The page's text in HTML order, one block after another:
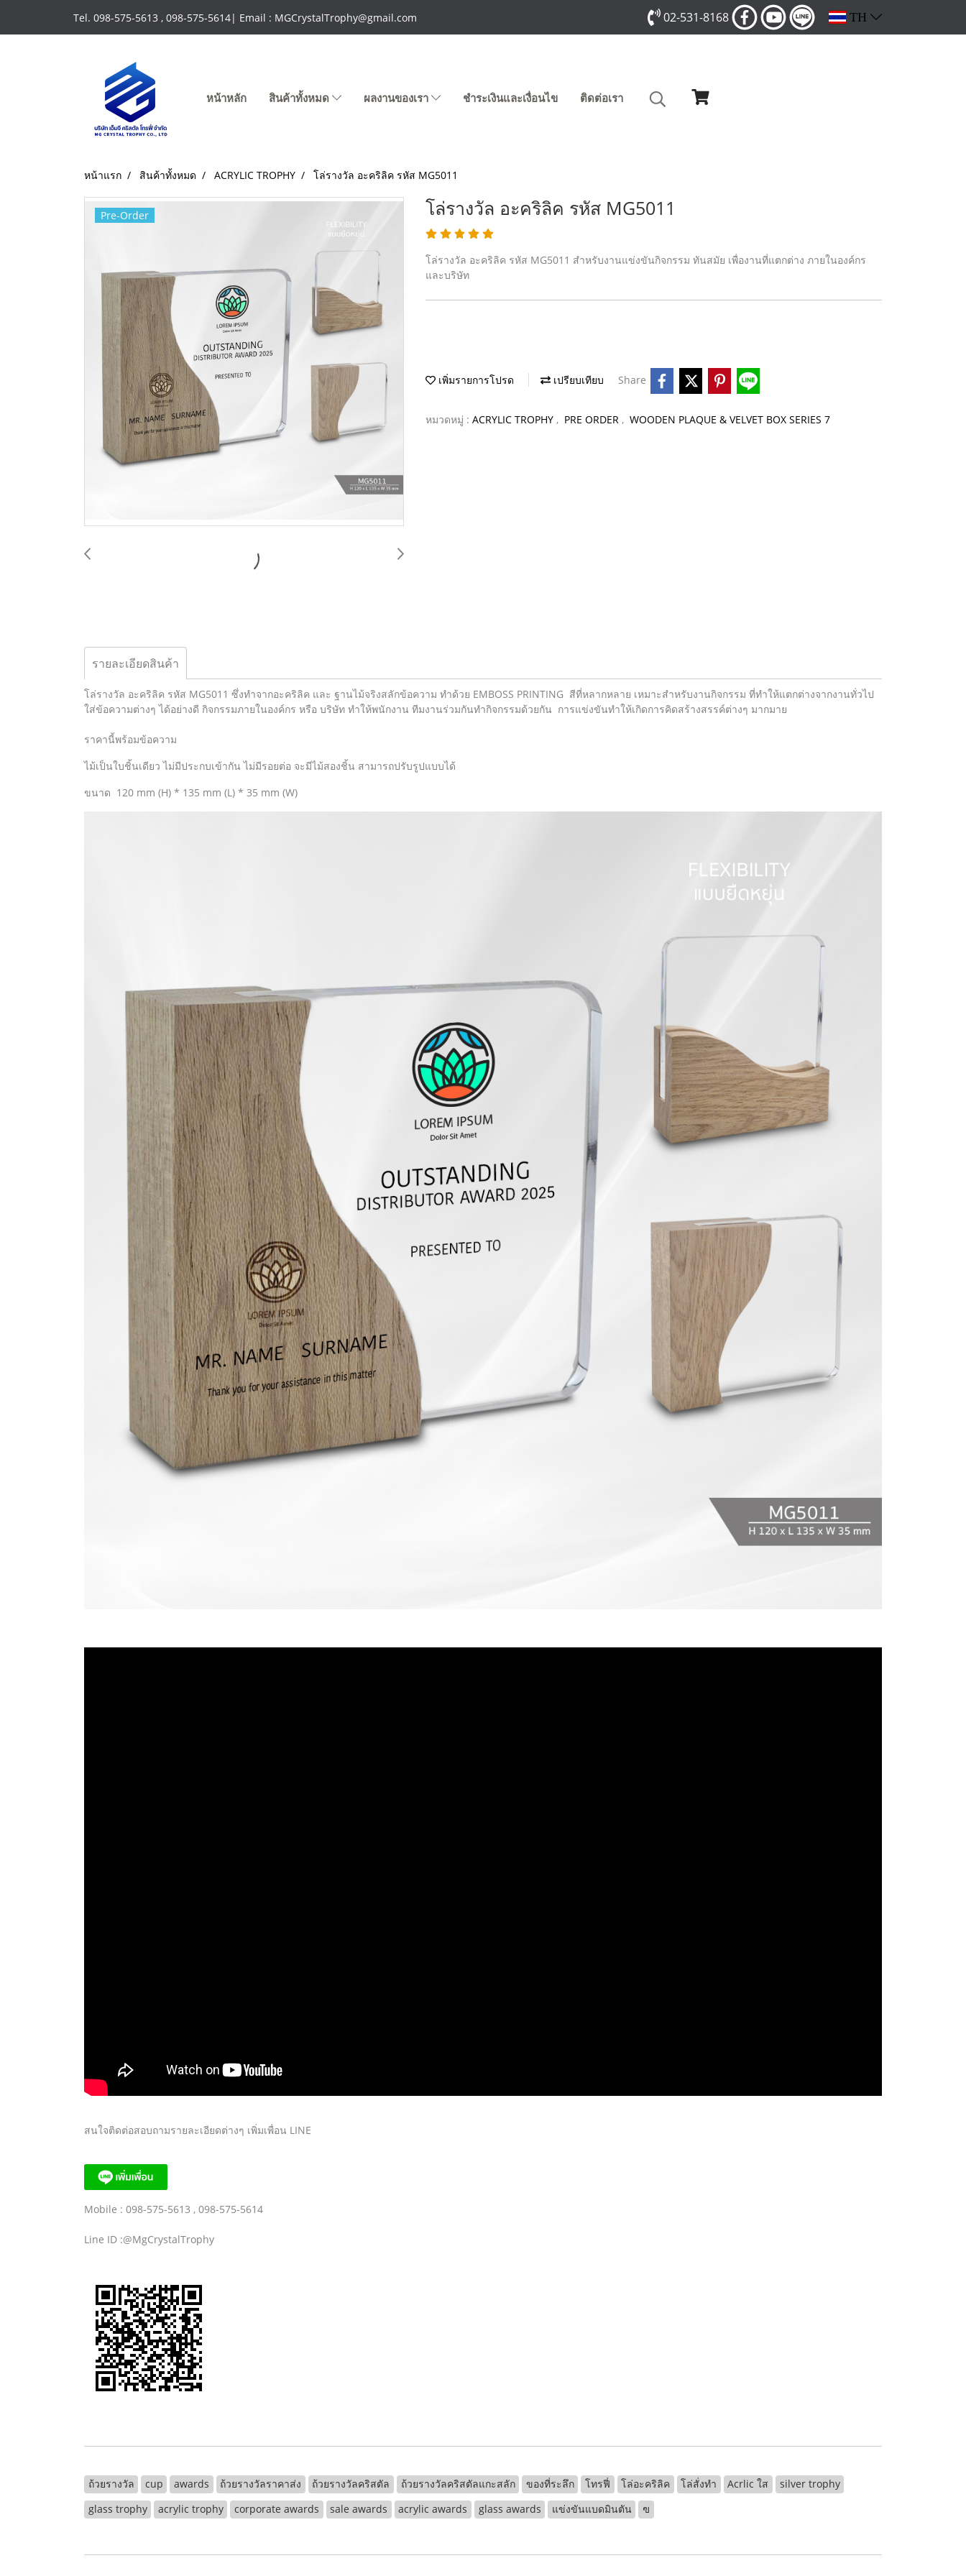
Tel. 098-575-5613 , 098-575-5614| Email : MGCrystalTrophy@gmail.com 02-531-8168 TH
หน้าหลัก สินค้าทั้งหมด ผลงานของเรา ชำระเงินและเงื่อนไข ติดต่อเรา
หน้าแรก สินค้าทั้งหมด ACRYLIC TROPHY โล่รางวัล อะคริลิค รหัส MG5011
Pre-Order โล่รางวัล อะคริลิค รหัส MG5011
โล่รางวัล อะคริลิค รหัส MG5011 สำหรับงานแข่งขันกิจกรรม ทันสมัย เพื่องานที่แตกต่าง ภายในองค์กร
และบริษัท
เพิ่มรายการโปรด เปรียบเทียบ Share
หมวดหมู่ : ACRYLIC TROPHY , PRE ORDER , WOODEN PLAQUE & VELVET BOX SERIES 7
รายละเอียดสินค้า
โล่รางวัล อะคริลิค รหัส MG5011 ซึ่งทำจากอะคริลิค และ ฐานไม้จริงสลักข้อความ ทำด้วย EMBOSS PRINTING สีที่หลากหลาย เหมาะสำหรับงานกิจกรรม ที่ทำให้แตกต่างจากงานทั่วไป
ใส่ข้อความต่างๆ ได้อย่างดี กิจกรรมภายในองค์กร หรือ บริษัท ทำให้พนักงาน ทีมงานร่วมกันทำกิจกรรมด้วยกัน การแข่งขันทำให้เกิดการคิดสร้างสรรค์ต่างๆ มากมาย
ราคานี้พร้อมข้อความ
ไม้เป็นใบชิ้นเดียว ไม่มีประกบเข้ากัน ไม่มีรอยต่อ จะมีไม้สองชิ้น สามารถปรับรูปแบบได้
ขนาด 120 mm (H) * 135 mm (L) * 35 mm (W)
สนใจติดต่อสอบถามรายละเอียดต่างๆ เพิ่มเพื่อน LINE
Mobile : 098-575-5613 , 098-575-5614
Line ID :@MgCrystalTrophy
ถ้วยรางวัล cup awards ถ้วยรางวัลราคาส่ง ถ้วยรางวัลคริสตัล ถ้วยรางวัลคริสตัลแกะสลัก ของที่ระลึก โทรฟี่ โล่อะคริลิค โล่สั่งทำ Acrlic ใส
silver trophy
glass trophy
acrylic trophy corporate awards sale awards acrylic awards glass awards แข่งขันแบดมินตัน ฃ